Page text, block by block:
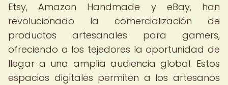
Etsy, Amazon Handmade y eBay, han
revolucionado la comercialización de
productos artesanales para gamers,
ofreciendo a los tejedores la oportunidad de
llegar a una amplia audiencia global. Estos
espacios digitales permiten a los artesanos